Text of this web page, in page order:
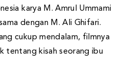
karya M. Amrul Ummami
dengan M. Ali Ghifari.
cukup mendalam, filmnya
tentang kisah seorang ibu